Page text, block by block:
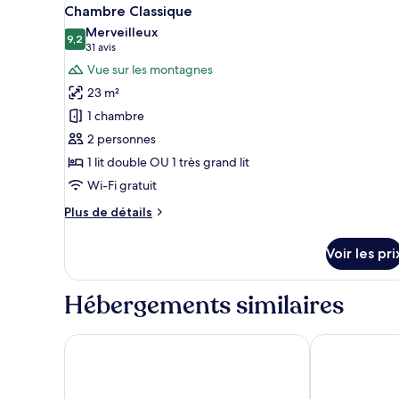
toutes
les
photos
pour
ce
type
de
chambre :
Chambre
Classique
7
Chambre Classique
9,29,2 sur 10
Merveilleux
31 avis
(31 avis)
Vue sur les montagnes
23 m²
1 chambre
2 personnes
1 lit double OU 1 très grand lit
Wi-Fi gratuit
Plus de détails
Plus
le
type
de
Chambre
Voir les
Hébergements similaires
AC Hotel by Marriott Innsbruck Motel One